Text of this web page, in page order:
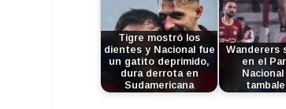
Tigre mostró los
dientes y Nacional fue
un gatito deprimido,
dura derrota en
Sudamericana
Wanderers
en el